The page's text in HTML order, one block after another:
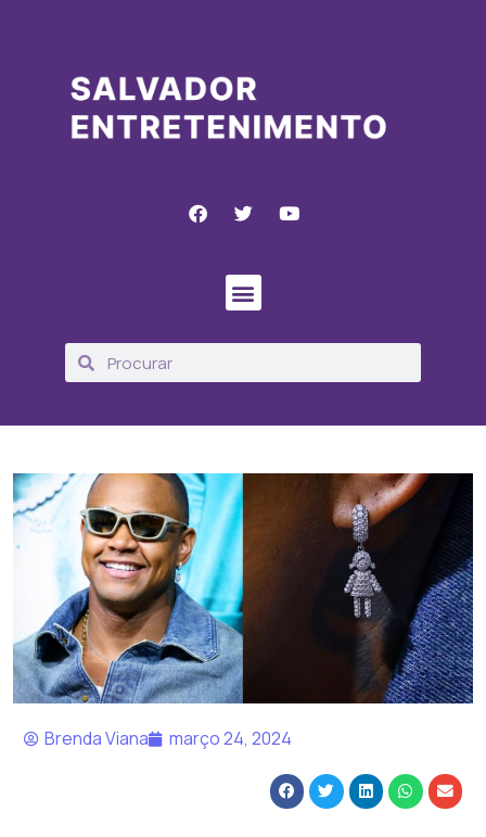
Brenda Viana março 24, 2024